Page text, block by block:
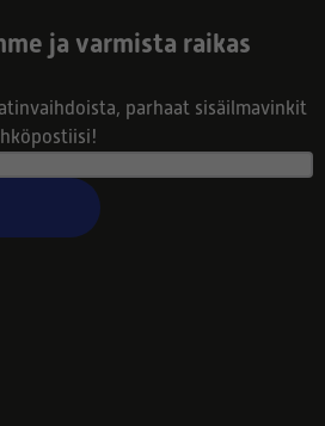
ja varmista raikas
parhaat sisäilmavinkit